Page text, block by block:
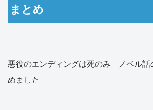
まとめ
悪役のエンディングは死のみ ノベル話
めました